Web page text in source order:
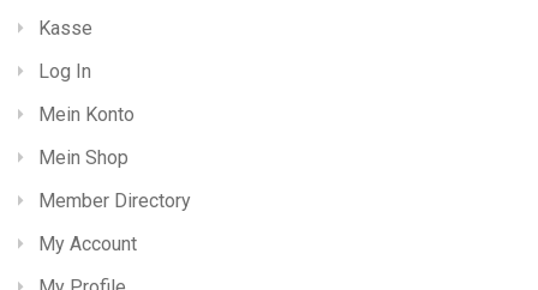
Kasse
Log In
Mein Konto
Mein Shop
Member Directory
My Account